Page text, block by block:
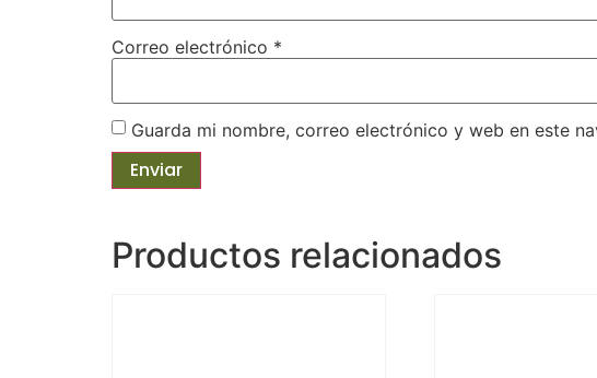
Correo electrónico *
Guarda mi nombre, correo electrónico y web en este
Productos relacionados